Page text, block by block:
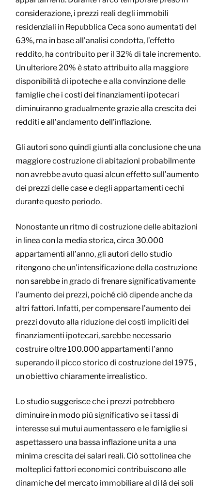
considerazione, i prezzi reali degli immobili
residenziali in Repubblica Ceca sono aumentati del
63%, ma in base all’analisi condotta, l’effetto
reddito, ha contribuito per il 32% di tale incremento.
Un ulteriore 20% è stato attribuito alla maggiore
disponibilità di ipoteche e alla convinzione delle
famiglie che i costi dei finanziamenti ipotecari
diminuiranno gradualmente grazie alla crescita dei
redditi e all’andamento dell’inflazione.
Gli autori sono quindi giunti alla conclusione che una
maggiore costruzione di abitazioni probabilmente
non avrebbe avuto quasi alcun effetto sull’aumento
dei prezzi delle case e degli appartamenti cechi
durante questo periodo.
Nonostante un ritmo di costruzione delle abitazioni
in linea con la media storica, circa 30.000
appartamenti all’anno, gli autori dello studio
ritengono che un’intensificazione della costruzione
non sarebbe in grado di frenare significativamente
l’aumento dei prezzi, poiché ciò dipende anche da
altri fattori. Infatti, per compensare l’aumento dei
prezzi dovuto alla riduzione dei costi impliciti dei
finanziamenti ipotecari, sarebbe necessario
costruire oltre 100.000 appartamenti l’anno
superando il picco storico di costruzione del 1975 ,
un obiettivo chiaramente irrealistico.
Lo studio suggerisce che i prezzi potrebbero
diminuire in modo più significativo se i tassi di
interesse sui mutui aumentassero e le famiglie si
aspettassero una bassa inflazione unita a una
minima crescita dei salari reali. Ciò sottolinea che
molteplici fattori economici contribuiscono alle
dinamiche del mercato immobiliare al di là dei soli